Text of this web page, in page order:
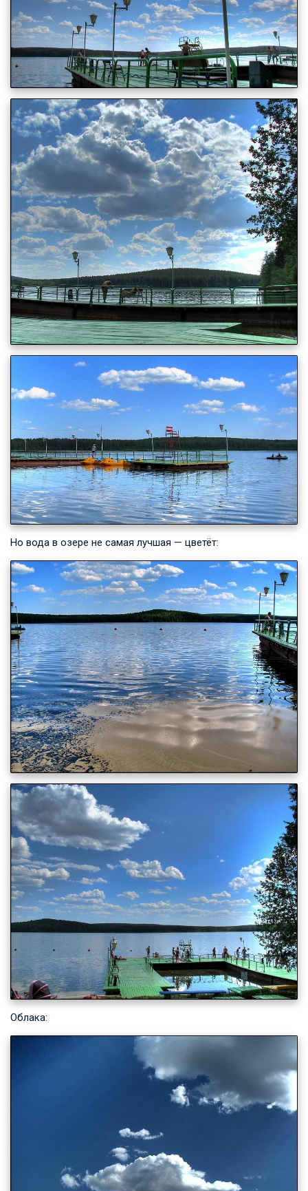
Но вода в озере не самая лучшая — цветёт:
Облака: